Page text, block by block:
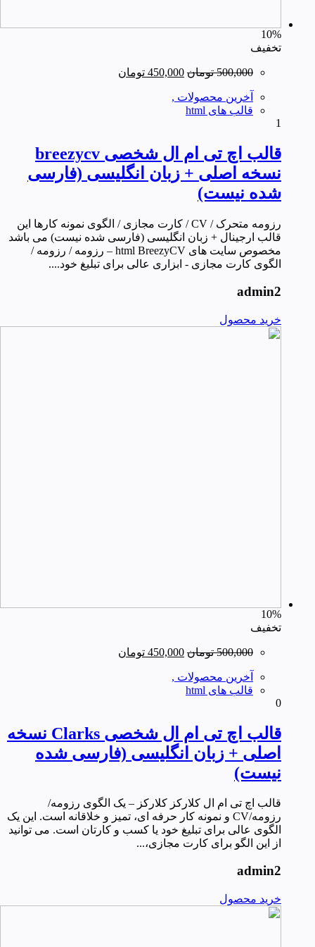
10%
تخفیف
500,000 تومان قیمت
450,000 تومان
آخرین محصولات ,
قالب های html
1
قالب اچ تی ام ال شخصی breezycv
نسخه اصلی + زبان انگلیسی (فارسی
شده نیست)
رزومه متحرک / CV / کارت مجازی / الگوی نمونه کارها این
قالب ارجینال + زبان انگلیسی (فارسی شده نیست) می باشد
مخصوص سایت های html BreezyCV – رزومه / رزومه /
الگوی کارت مجازی - ابزاری عالی برای تبلیغ خود....
admin2
خرید محصول
10%
تخفیف
500,000 تومان قیمت
450,000 تومان
آخرین محصولات ,
قالب های html
0
قالب اچ تی ام ال شخصی Clarks نسخه
اصلی + زبان انگلیسی (فارسی شده
نیست)
قالب اچ تی ام ال کلارکز کلارکز – یک الگوی رزومه/
رزومه/CV و نمونه کار حرفه ای، تمیز و خلاقانه است. این یک
الگوی عالی برای تبلیغ خود یا کسب و کارتان است. می توانید
از این الگو برای کارت مجازی،...
admin2
خرید محصول